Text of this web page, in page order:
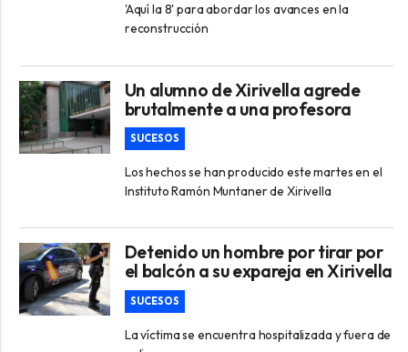
'Aquí la 8' para abordar los avances en la
reconstrucción
Un alumno de Xirivella agrede
brutalmente a una profesora
SUCESOS
Los hechos se han producido este martes en el
Instituto Ramón Muntaner de Xirivella
Detenido un hombre por tirar por
el balcón a su expareja en Xirivella
SUCESOS
La víctima se encuentra hospitalizada y fuera de